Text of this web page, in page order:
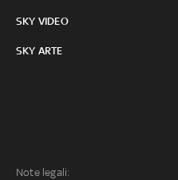
SKY VIDEO
SKY ARTE
Note legali: